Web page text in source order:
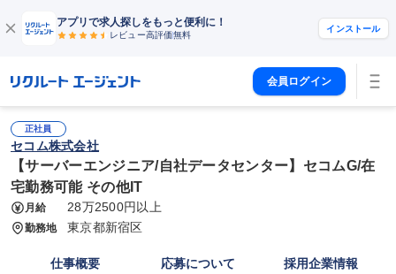
アプリで求人探しをもっと便利に！
レビュー高評価無料
インストール
会員ログイン
正社員
セコム株式会社
【サーバーエンジニア/自社データセンター】セコムG/在
宅勤務可能 その他IT
月給 28万2500円以上
勤務地 東京都新宿区
仕事概要 応募について 採用企業情報